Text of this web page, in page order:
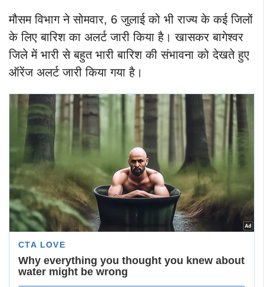
मौसम विभाग ने सोमवार, 6 जुलाई को भी राज्य के कई जिलों
के लिए बारिश का अलर्ट जारी किया है। खासकर बागेश्वर
जिले में भारी से बहुत भारी बारिश की संभावना को देखते हुए
ऑरेंज अलर्ट जारी किया गया है।